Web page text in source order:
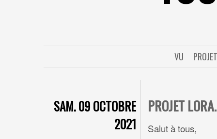
VU
SAM. 09 OCTOBRE
2021
PROJET LORA.
Salut à tous,